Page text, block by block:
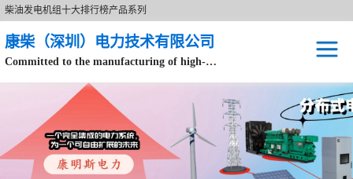
柴油发电机组十大排行榜产品系列
康柴（深圳）电力技术有限公司
Committed to the manufacturing of high-end brand diesel generator sets.
静音型